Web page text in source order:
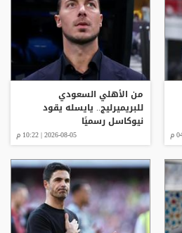
من الأهلي السعودي
للبريميرليج.. يايسله يقود
نيوكاسل رسميًا
2026-08-05 | 10:22 م